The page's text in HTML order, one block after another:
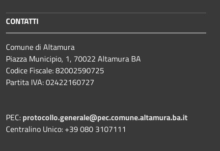
CONTATTI
Comune di Altamura
Piazza Municipio, 1, 70022 Altamura BA
Codice Fiscale: 82002590725
Partita IVA: 02422160727
PEC: protocollo.generale@pec.comune.altamura.ba.it
Centralino Unico: +39 080 3107111